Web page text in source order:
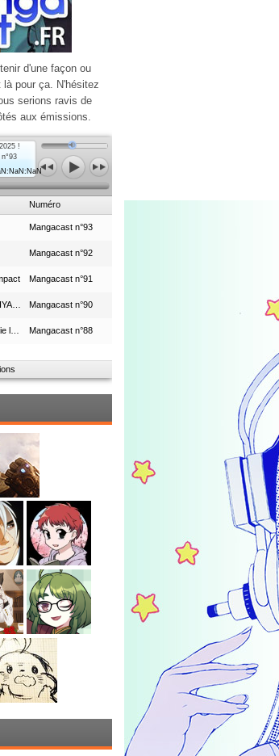
d'une façon ou
pour ça. N'hésitez
serions ravis de
aux émissions.
!
Numéro
Mangacast n°93
Mangacast n°92
Mangacast n°91
Mangacast n°90
Mangacast n°88